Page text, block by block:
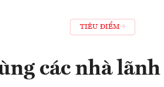
TIÊU ĐIỂM
các nhà